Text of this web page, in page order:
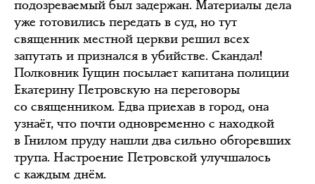
подозреваемый был задержан. Материалы дела
уже готовились передать в суд, но тут
священник местной церкви решил всех
запутать и признался в убийстве. Скандал!
Полковник Гущин посылает капитана полиции
Екатерину Петровскую на переговоры
со священником. Едва приехав в город, она
узнаёт, что почти одновременно с находкой
в Гнилом пруду нашли два сильно обгоревших
трупа. Настроение Петровской улучшалось
с каждым днём.